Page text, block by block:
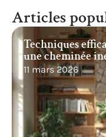
Articles
Techniques
une cheminée
11 mars 2026